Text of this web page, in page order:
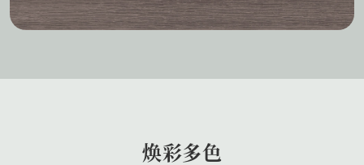
焕彩多色